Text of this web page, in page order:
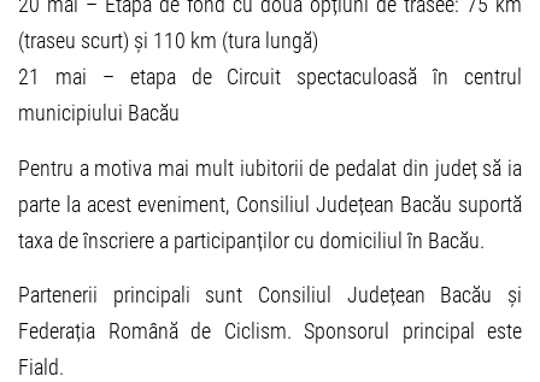
(traseu scurt) și 110 km (tura lungă)
21 mai – etapa de Circuit spectaculoasă în centrul
municipiului Bacău
Pentru a motiva mai mult iubitorii de pedalat din județ să ia
parte la acest eveniment, Consiliul Județean Bacău suportă
taxa de înscriere a participanților cu domiciliul în Bacău.
Partenerii principali sunt Consiliul Județean Bacău și
Federația Română de Ciclism. Sponsorul principal este
Fiald.